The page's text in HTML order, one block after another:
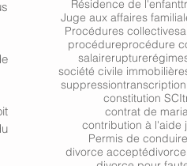
Résidence de l'enfant
Juge aux affaires
Procédures collectives
procédureprocédure
salairerupture
société civile immobilière
suppression
constitution SCI
contrat de
contribution à l'aide
Permis de conduire
divorce accepté